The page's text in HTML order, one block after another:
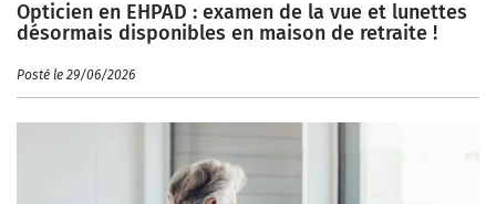
Opticien en EHPAD : examen de la vue et lunettes
désormais disponibles en maison de retraite !
Posté le 29/06/2026